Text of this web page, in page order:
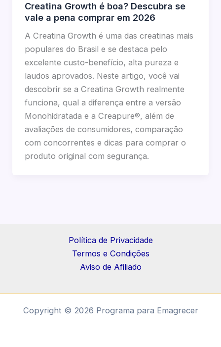
Creatina Growth é boa? Descubra se
vale a pena comprar em 2026
A Creatina Growth é uma das creatinas mais
populares do Brasil e se destaca pelo
excelente custo-benefício, alta pureza e
laudos aprovados. Neste artigo, você vai
descobrir se a Creatina Growth realmente
funciona, qual a diferença entre a versão
Monohidratada e a Creapure®, além de
avaliações de consumidores, comparação
com concorrentes e dicas para comprar o
produto original com segurança.
Política de Privacidade
Termos e Condições
Aviso de Afiliado
Copyright © 2026 Programa para Emagrecer